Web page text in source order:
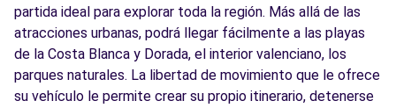
Free2Move Rent - AUTOMOVILES JUAN
GINER - Valencia (P)
7.3
km
Avda. Peris y Valero, 31
Valencia, 46006
partida ideal para explorar toda la región. Más allá de las
atracciones urbanas, podrá llegar fácilmente a las playas
de la Costa Blanca y Dorada, el interior valenciano, los
parques naturales. La libertad de movimiento que le ofrece
su vehículo le permite crear su propio itinerario, detenerse